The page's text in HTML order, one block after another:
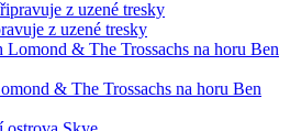
z uzené tresky
& The Trossachs na horu Ben